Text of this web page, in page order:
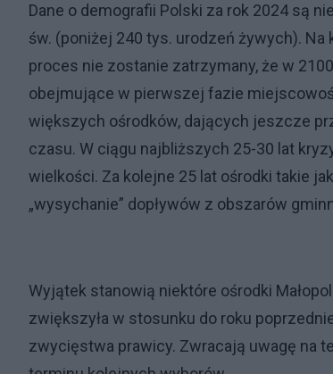
Dane o demografii Polski za rok 2024 są
św. (poniżej 240 tys. urodzeń żywych). Na
proces nie zostanie zatrzymany, że w
obejmujące w pierwszej fazie
większych ośrodków, dających jeszcze
czasu. W ciągu najbliższych 25-30 lat
wielkości. Za kolejne 25 lat ośrodki takie
„wysychanie” dopływów z obszarów
Wyjątek stanowią niektóre ośrodki
zwiększyła w stosunku do roku
zwycięstwa prawicy. Zwracają uwagę na